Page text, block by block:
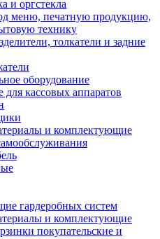
и оргстекла
меню, печатную продукцию,
технику
толкатели и задние
оборудование
кассовых аппаратов
и комплектующие
гардеробных систем
и комплектующие
покупательские и